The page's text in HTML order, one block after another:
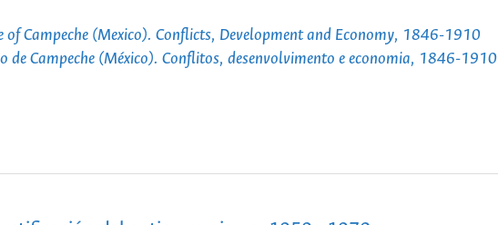
of Campeche (Mexico). Conflicts, Development and Economy, 1846-1910
de Campeche (México). Conflitos, desenvolvimento e economia, 1846-1910